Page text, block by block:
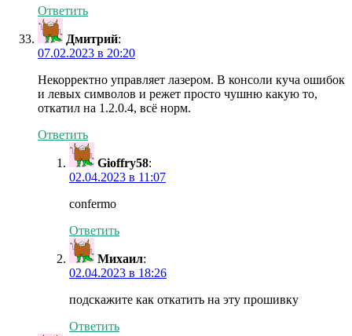
Ответить
Дмитрий:
07.02.2023 в 20:20
Некорректно управляет лазером. В консоли куча ошибок
и левых символов и режет просто чушню какую то,
откатил на 1.2.0.4, всё норм.
Ответить
Gioffry58:
02.04.2023 в 11:07
confermo
Ответить
Михаил:
02.04.2023 в 18:26
подскажите как откатить на эту прошивку
Ответить